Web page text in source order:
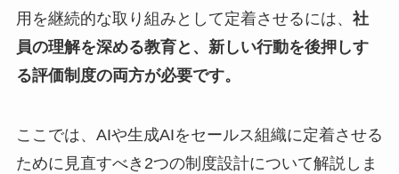
用を継続的な取り組みとして定着させるには、 社
員の理解を深める教育と、新しい行動を後押しす
る評価制度の両方が必要です。
ここでは、AIや生成AIをセールス組織に定着させる
ために見直すべき2つの制度設計について解説しま